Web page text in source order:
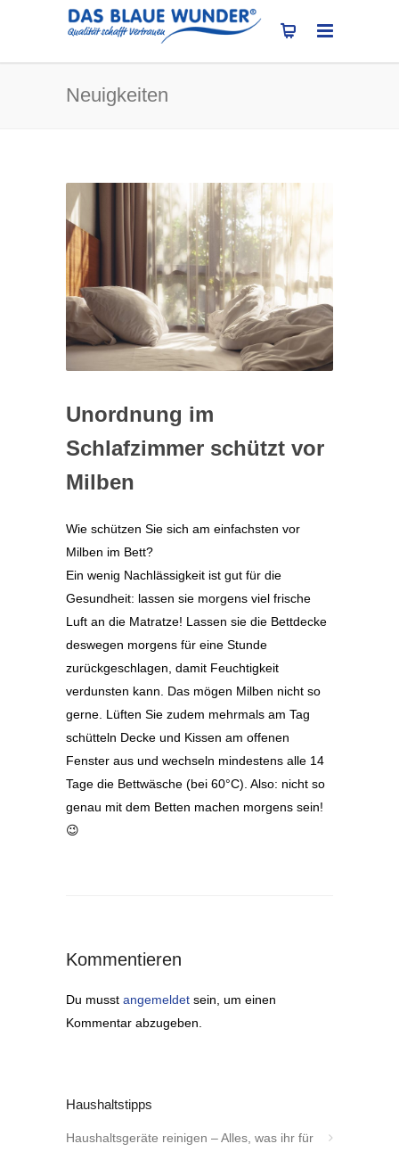
Neuigkeiten
Unordnung im
Schlafzimmer schützt vor
Milben
Wie schützen Sie sich am einfachsten vor
Milben im Bett?
Ein wenig Nachlässigkeit ist gut für die
Gesundheit: lassen sie morgens viel frische
Luft an die Matratze! Lassen sie die Bettdecke
deswegen morgens für eine Stunde
zurückgeschlagen, damit Feuchtigkeit
verdunsten kann. Das mögen Milben nicht so
gerne. Lüften Sie zudem mehrmals am Tag
schütteln Decke und Kissen am offenen
Fenster aus und wechseln mindestens alle 14
Tage die Bettwäsche (bei 60°C). Also: nicht so
genau mit dem Betten machen morgens sein!
😉
Kommentieren
Du musst angemeldet sein, um einen
Kommentar abzugeben.
Haushaltstipps
Haushaltsgeräte reinigen – Alles, was ihr für